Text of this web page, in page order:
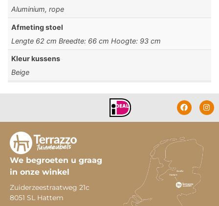
Aluminium, rope
Afmeting stoel
Lengte 62 cm Breedte: 66 cm Hoogte: 93 cm
Kleur kussens
Beige
We begroeten u graag
in onze winkel
Zuiderzeestraatweg 21c
8051 SL Hattem